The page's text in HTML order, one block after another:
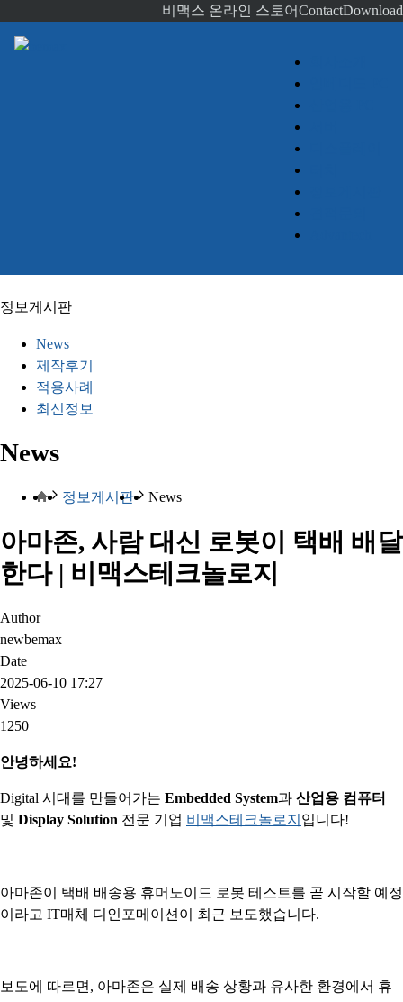
비맥스 온라인 스토어ContactDownload
정보게시판
News
제작후기
적용사례
최신정보
News
정보게시판 News
아마존, 사람 대신 로봇이 택배 배달
한다 | 비맥스테크놀로지
Author
newbemax
Date
2025-06-10 17:27
Views
1250
안녕하세요!
Digital 시대를 만들어가는 Embedded System과 산업용 컴퓨터
및 Display Solution 전문 기업 비맥스테크놀로지 입니다!
아마존이 택배 배송용 휴머노이드 로봇 테스트를 곧 시작할 예정
이라고 IT매체 디인포메이션이 최근 보도했습니다.
보도에 따르면, 아마존은 실제 배송 상황과 유사한 환경에서 휴